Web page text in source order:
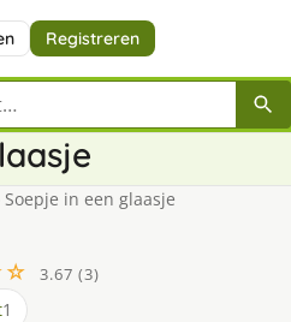
Registreren
Soepje in een glaasje
3.67 (3)
1